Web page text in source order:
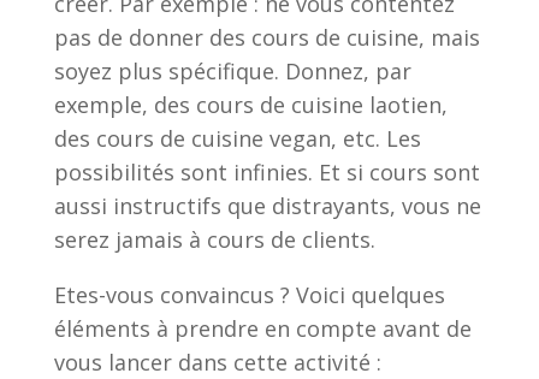
pas de donner des cours de cuisine, mais
soyez plus spécifique. Donnez, par
exemple, des cours de cuisine laotien,
des cours de cuisine vegan, etc. Les
possibilités sont infinies. Et si cours sont
aussi instructifs que distrayants, vous ne
serez jamais à cours de clients.
Etes-vous convaincus ? Voici quelques
éléments à prendre en compte avant de
vous lancer dans cette activité :